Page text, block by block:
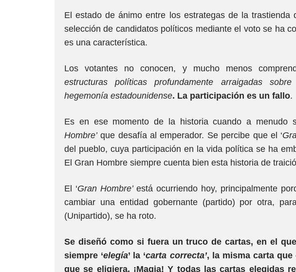
El estado de ánimo entre los estrategas de la trastienda
selección de candidatos políticos mediante el voto se ha
es una característica.
Los votantes no conocen, y mucho menos
estructuras políticas profundamente arraigadas
hegemonía estadounidense. La participación es un fallo.
Es en ese momento de la historia cuando a menudo
Hombre’que desafía al emperador. Se percibe que el ‘
del pueblo, cuya participación en la vida política se ha
El Gran Hombre siempre cuenta bien esta historia de
El ‘Gran Hombre’está ocurriendo hoy, principalmente
cambiar una entidad gobernante (partido) por otra,
(Unipartido), se ha roto.
Se diseñó como si fuera un truco de cartas, en el
siempre ‘elegía’ la ‘carta correcta’, la misma carta
que se eligiera. ¡Magia! Y todas las cartas elegidas